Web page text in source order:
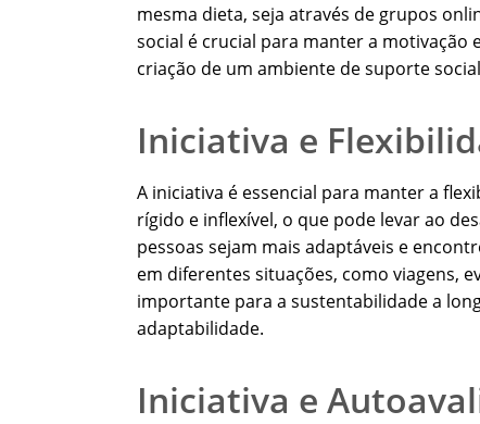
mesma dieta, seja através de grupos
social é crucial para manter a motivação
criação de um ambiente de suporte
Iniciativa e
A iniciativa é essencial para manter a
rígido e inflexível, o que pode levar ao
pessoas sejam mais adaptáveis e
em diferentes situações, como viagens,
importante para a sustentabilidade a
adaptabilidade.
Iniciativa e